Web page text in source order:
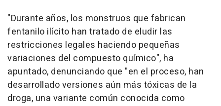
"Durante años, los monstruos que fabrican
fentanilo ilícito han tratado de eludir las
restricciones legales haciendo pequeñas
variaciones del compuesto químico", ha
apuntado, denunciando que "en el proceso, han
desarrollado versiones aún más tóxicas de la
droga, una variante común conocida como